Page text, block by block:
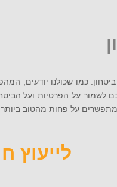
כמו שכולנו יודעים,
לשמור על הפרטיות ועל
ביותר, התקשרו 072-256-9079 או
לייעוץ חינם